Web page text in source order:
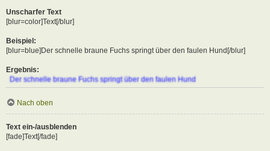
Unscharfer Text
[blur=color]Text[/blur]
Beispiel:
[blur=blue]Der schnelle braune Fuchs springt über den faulen Hund[/blur]
Ergebnis:
Der schnelle braune Fuchs springt über den faulen Hund
Nach oben
Text ein-/ausblenden
[fade]Text[/fade]